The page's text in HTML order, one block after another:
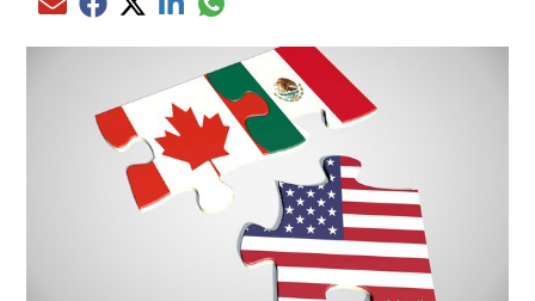
Compartir el artículo actual mediante Email
Compartir el artículo actual mediante Facebook
Compartir el artículo actual mediante Twitter
Compartir el artículo actual mediante LinkedIn
Compartir el artículo actual mediante